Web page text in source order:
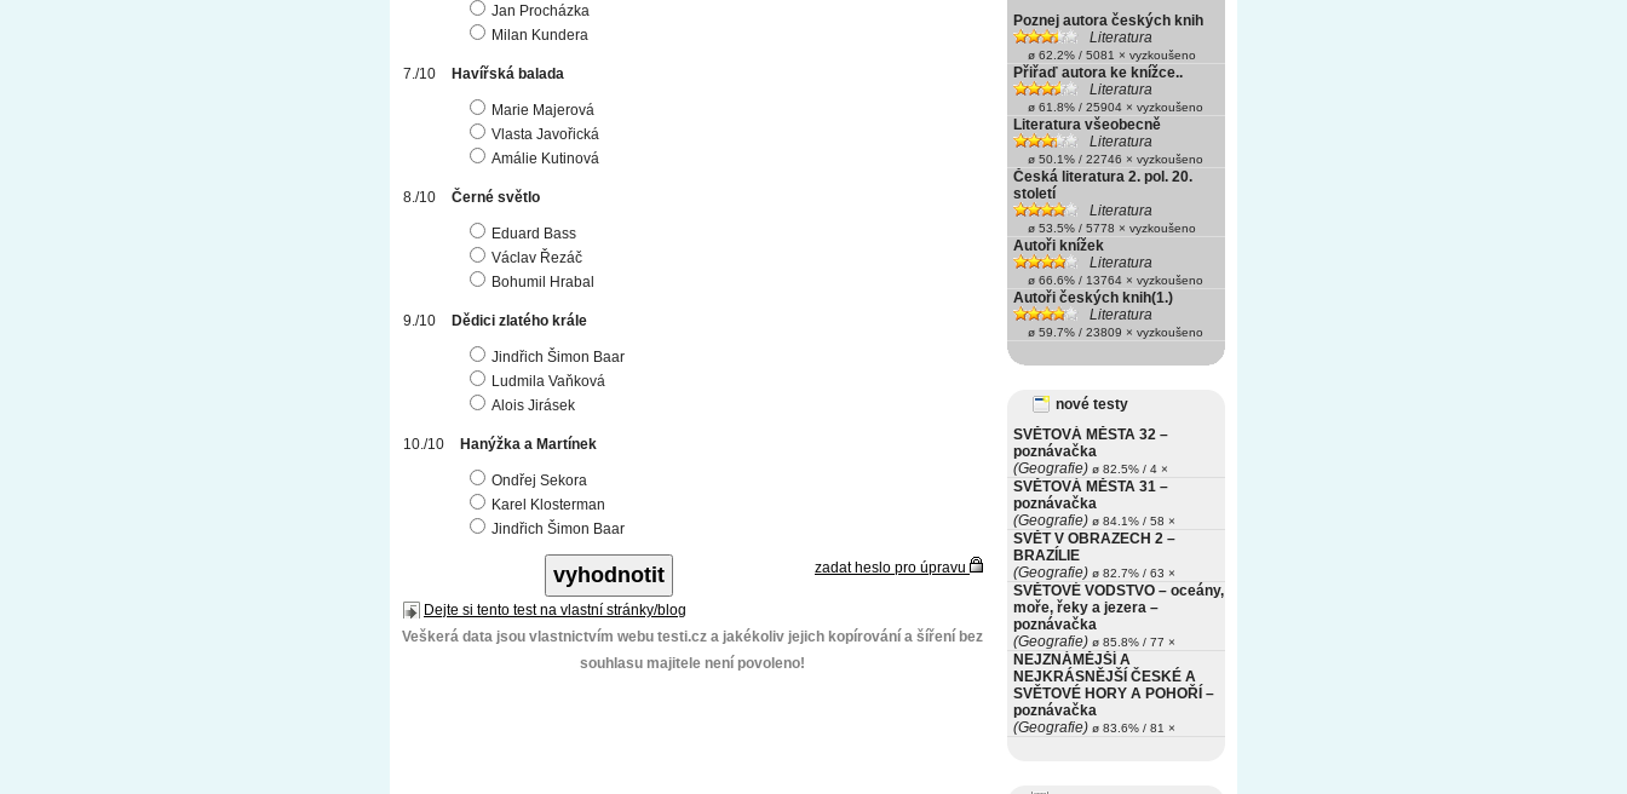
Jan Procházka
Milan Kundera
Havířská balada
Marie Majerová
Vlasta Javořická
Amálie Kutinová
Černé světlo
Eduard Bass
Václav Řezáč
Bohumil Hrabal
Dědici zlatého krále
Jindřich Šimon Baar
Ludmila Vaňková
Alois Jirásek
Hanýžka a Martínek
Ondřej Sekora
Karel Klosterman
Jindřich Šimon Baar
zadat heslo pro úpravu
Dejte si tento test na vlastní stránky/blog
Veškerá data jsou vlastnictvím webu testi.cz a jakékoliv jejich kopírování a šíření bez
souhlasu majitele není povoleno!
Poznej autora českých knih
Literatura
ø 62.2% / 5081 × vyzkoušeno
Přiřaď autora ke knížce..
Literatura
ø 61.8% / 25904 × vyzkoušeno
Literatura všeobecně
Literatura
ø 50.1% / 22746 × vyzkoušeno
Česká literatura 2. pol. 20.
století
Literatura
ø 53.5% / 5778 × vyzkoušeno
Autoři knížek
Literatura
ø 66.6% / 13764 × vyzkoušeno
Autoři českých knih(1.)
Literatura
ø 59.7% / 23809 × vyzkoušeno
nové testy
SVĚTOVÁ MĚSTA 32 –
poznávačka
(Geografie) ø 82.5% / 4 ×
SVĚTOVÁ MĚSTA 31 –
poznávačka
(Geografie) ø 84.1% / 58 ×
SVĚT V OBRAZECH 2 –
BRAZÍLIE
(Geografie) ø 82.7% / 63 ×
SVĚTOVÉ VODSTVO – oceány,
moře, řeky a jezera –
poznávačka
(Geografie) ø 85.8% / 77 ×
NEJZNÁMĚJŠÍ A
NEJKRÁSNĚJŠÍ ČESKÉ A
SVĚTOVÉ HORY A POHOŘÍ –
poznávačka
(Geografie) ø 83.6% / 81 ×